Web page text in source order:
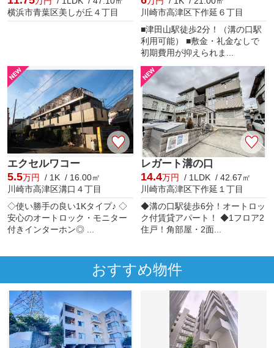
横浜市青葉区美しが丘４丁目
川崎市高津区下作延６丁目
■津田山駅徒歩2分！（溝の口駅
利用可能） ■敷金・礼金なしで
初期費用が抑えられま...
エクセルワコー
5.5万円
/ 1K / 16.00㎡
川崎市高津区溝口４丁目
◇使い勝手の良い1Kタイプ♪ ◇
安心のオートロック・モニター
付きインターホン◎ ...
レガート溝の口
14.4万円
/ 1LDK / 42.67㎡
川崎市高津区下作延１丁目
◆溝の口駅徒歩6分！オートロッ
ク付賃貸アパート！ ◆1フロア2
住戸！角部屋・2面...
おすすめ物件